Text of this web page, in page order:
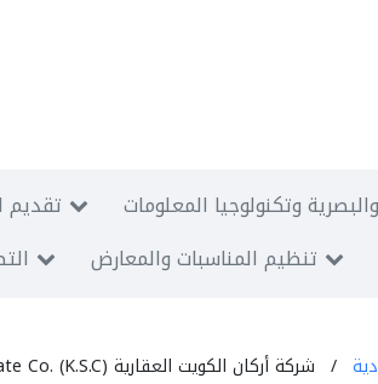
تقديم
وتكنولوجيا المعلومات
تنظيم المناسبات والمعارض
شركة أركان الكويت العقارية Arkan Al-Kuwait Real Estate Co. (K.S.C)